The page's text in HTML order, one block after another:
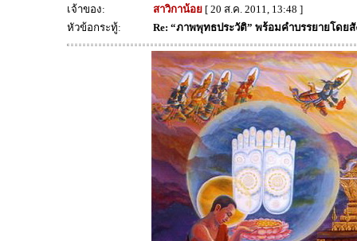
เจ้าของ: สาวิกาน้อย[ 20 ส.ค. 2011, 13:48 ]
หัวข้อกระทู้:
Re: “ภาพพุทธประวัติ” พร้อมคำบรรยายโดย